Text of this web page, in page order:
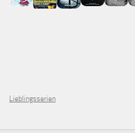
Lieblingsserien